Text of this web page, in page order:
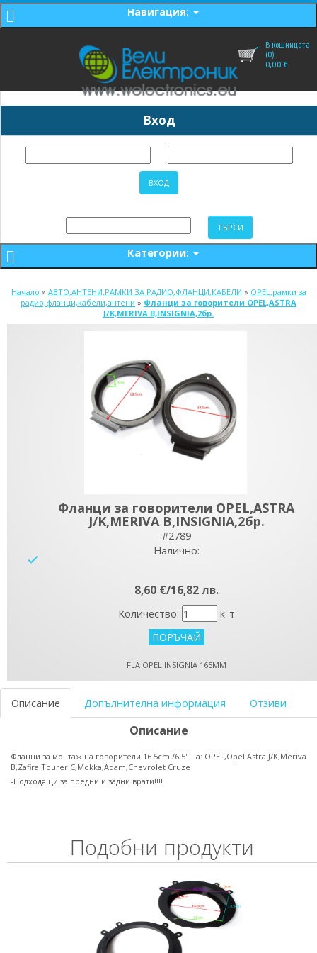
Навигация:
В кошницата
(0)
0,00 €
Вход
Категории:
Начало » АВТО,АНТЕНИ,РАМКИ ЗА РАДИО,ФЛАНЦИ,КАБЕЛИ » OPEL,рамки за
радио,фланци,кабели,антени » Фланци за говорители OPEL,ASTRA
J/K,MERIVA B,INSIGNIA,2бр.
Фланци за говорители OPEL,ASTRA
J/K,MERIVA B,INSIGNIA,2бр.
#2789
Налично:
8,60 €/16,82 лв.
Количество: к-т
FLA OPEL INSIGNIA 165MM
Описание Допълнителна информация Отзиви
Описание
Фланци за монтаж на говорители 16.5cm./6.5" на: OPEL,Opel Astra J/K,Meriva
B,Zafira Tourer C,Mokka,Adam,Chevrolet Cruze
-Подходящи за предни и задни врати!!!!
Подобни продукти